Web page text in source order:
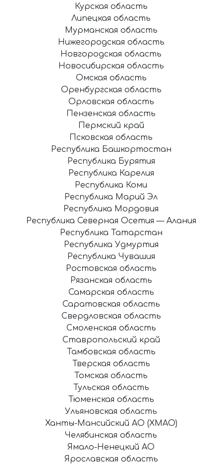
Курская область
Липецкая область
Мурманская область
Нижегородская область
Новгородская область
Новосибирская область
Омская область
Оренбургская область
Орловская область
Пензенская область
Пермский край
Псковская область
Республика Башкортостан
Республика Бурятия
Республика Карелия
Республика Коми
Республика Марий Эл
Республика Мордовия
Республика Северная Осетия — Алания
Республика Татарстан
Республика Удмуртия
Республика Чувашия
Ростовская область
Рязанская область
Самарская область
Саратовская область
Свердловская область
Смоленская область
Ставропольский край
Тамбовская область
Тверская область
Томская область
Тульская область
Тюменская область
Ульяновская область
Ханты-Мансийский АО (ХМАО)
Челябинская область
Ямало-Ненецкий АО
Ярославская область